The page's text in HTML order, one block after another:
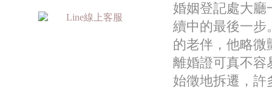
婚姻登記處大廳
續中的最後一步
的老伴，他略微
離婚證可真不容
始徵地拆遷，